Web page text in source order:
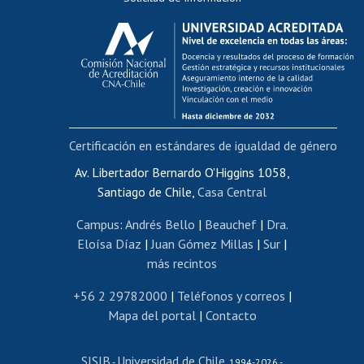
Calificación académica
Postulación al AUCAI
Funcionarias/os
Cursos internos de capacitación
Bienestar del personal
Portal de movilidad interna
Certificado de renta
Certificado de renta honorarios
Editar páginas blancas
Extranjeras/os
Revalidación y reconocimiento de títulos
Postulación al Programa de Movilidad Estudiantil
Av. Libertador Bernardo O'Higgins 1058,
Santiago de Chile, Casa Central
Campus: Andrés Bello | Beauchef| Dra.
Eloísa Díaz | Juan Gómez Millas | Sur |
más recintos
+56 2 29782000 | Teléfonos y correos |
Mapa del portal| Contacto
SISIB Universidad de Chile
Certificación en estándares de igualdad de género